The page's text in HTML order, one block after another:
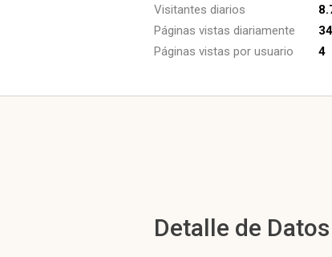
Visitantes diarios
Páginas vistas diariamente
Páginas vistas por usuario
4
Detalle de